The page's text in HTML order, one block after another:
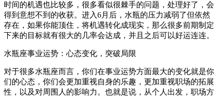
时间的机遇也比较多，很多看似很棘手的问题，处理好了，会
得到意想不到的收获。进入6月后，水瓶的压力减弱了但依然
存在，如果你能顶住，将机遇转化成现实，那么很多前期制定
下来的目标就有很大的几率会达成，并且之后可以好运连连。
水瓶座事业运势：心态变化，突破局限
对于很多水瓶座而言，你们在事业运势方面最大的变化就是你
们的心态，你们会更加重视自身的乐趣，更加重视职场的拓展
性，以及对周围人的影响力。也就是说，从个人出发，职场方